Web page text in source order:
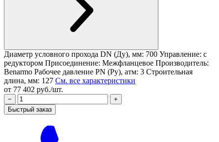
Диаметр условного прохода DN (Ду), мм: 700 Управление: с
редуктором Присоединение: Межфланцевое Производитель:
Benarmo Рабочее давление PN (Ру), атм: 3 Строительная
длина, мм: 127 См. все характеристики
от 77 402 руб./шт.
−
+
Быстрый заказ